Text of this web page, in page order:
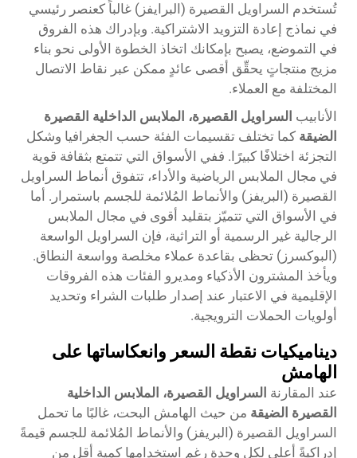
تُستخدم السراويل القصيرة (البرايفز) غالباً كعنصر رئيسي
في نماذج إعادة التزويد الاشتراكية. وبإدراك هذه الفروق
في التموضع، يصبح بإمكانك اتخاذ الخطوة الأولى نحو بناء
مزيج منتجاتٍ يحقِّق أقصى عائدٍ ممكن عبر نقاط الاتصال
المختلفة مع العملاء.
الأنابيب السراويل القصيرة، الملابس الداخلية القصيرة
الضيقة كما تختلف تقسيمات الفئة حسب الجغرافيا وشكل
التجزئة اختلافًا كبيرًا. ففي الأسواق التي تتمتع بثقافة قوية
في مجال الملابس الرياضية والأداء، تتفوق أنماط السراويل
القصيرة (البريفز) والأنماط المُلائمة للجسم باستمرار. أما
في الأسواق التي تتميّز بتقليد أقوى في مجال الملابس
الرجالية غير الرسمية أو التراثية، فإن السراويل الواسعة
(البوكسرز) تحظى بقاعدة عملاء مخلصة وواسعة النطاق.
ويأخذ المشترون الأذكياء ومديرو الفئات هذه الفروقات
الإقليمية في الاعتبار عند إصدار طلبات الشراء وتحديد
أولويات الحملات الترويجية.
ديناميكيات نقطة السعر وانعكاساتها على
الهامش
عند المقارنة السراويل القصيرة، الملابس الداخلية
القصيرة الضيقة من حيث الهامش البحت، غالبًا ما تحمل
السراويل القصيرة (البريفز) والأنماط المُلائمة للجسم قيمةً
إدراكيةً أعلى لكل وحدة رغم استخدامها كمية أقل من